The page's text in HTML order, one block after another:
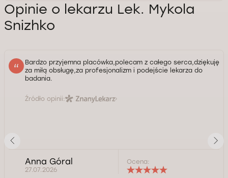
Opinie o lekarzu Lek. Mykola
Snizhko
Bardzo przyjemna placówka,polecam z całego serca,dziękuję
za miłą obsługę,za profesjonalizm i podejście lekarza do
badania.
Źródło opinii:
Anna Góral
27.07.2026
Ocena: